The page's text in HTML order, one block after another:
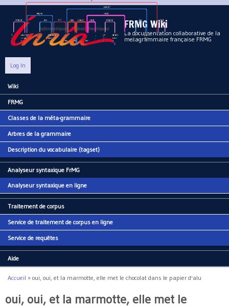
Aller au contenu principal
FRMG Wiki
La documentation collaborative de la
metagrammaire française FRMG
Log In
Main menu
Wiki
FRMG
Classes de la méta-grammaire
Arbres de la grammaire
Description du vocabulaire (tagset)
Analyseur syntaxique FrMG
Analyseur syntaxique en ligne
Traitement de corpus
Service de traitement de corpus en ligne
Service de requêtes
Aide
Vous êtes ici
Accueil » oui, oui, et la marmotte, elle met le chocolat dans le papier d'alu
oui, oui, et la marmotte, elle met le